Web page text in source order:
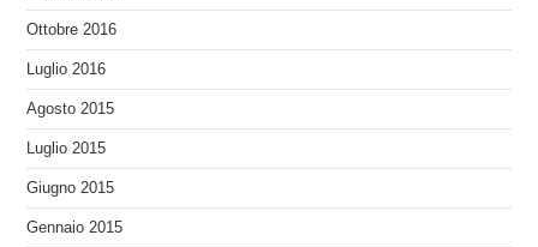
Ottobre 2016
Luglio 2016
Agosto 2015
Luglio 2015
Giugno 2015
Gennaio 2015